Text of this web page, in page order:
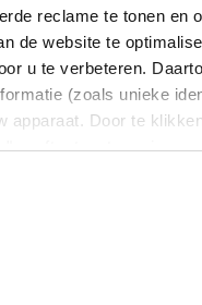
reclame te tonen en
de website te
u te verbeteren.
(zoals unieke
apparaat. Door te
geeft u toestemming
te allen tijde beheren
doorgegeven aan onze
op de
Temperature -25 °C to 70 °C
front side IP20
Solder / quick-